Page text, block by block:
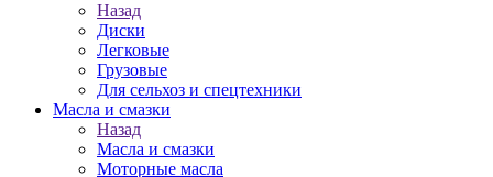
Назад
Диски
Легковые
Грузовые
Для сельхоз и спецтехники
Масла и смазки
Назад
Масла и смазки
Моторные масла